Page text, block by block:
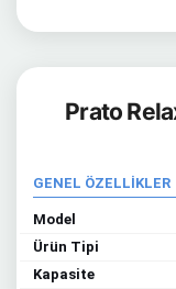
Prato
GENEL ÖZELLİKLER
Model
Ürün Tipi
Kapasite